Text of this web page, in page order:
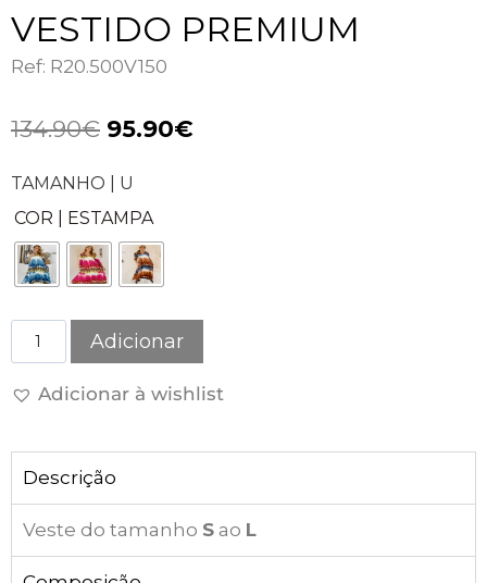
VESTIDO PREMIUM
Ref: R20.500V150
134.90€ 95.90€
TAMANHO | U
COR | ESTAMPA
Adicionar
Adicionar à wishlist
Descrição
Veste do tamanho S ao L